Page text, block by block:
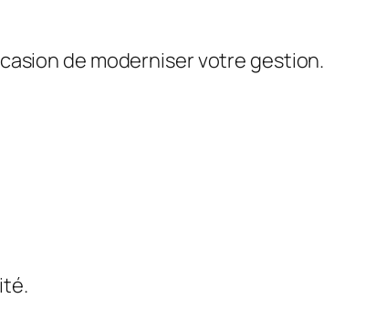
de moderniser votre gestion.